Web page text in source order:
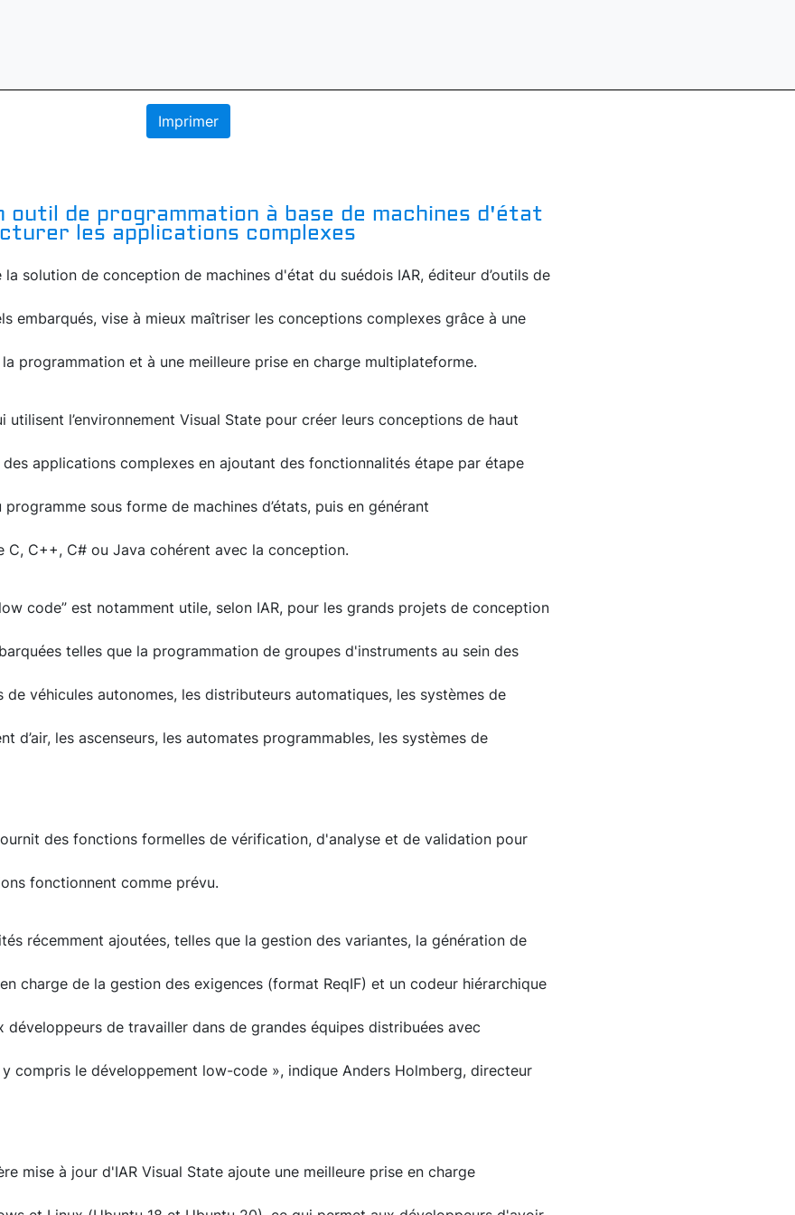
Imprimer
outil de programmation à base de machines d'état
les applications complexes
solution de conception de machines d'état du suédois IAR, éditeur d’outils de
embarqués, vise à mieux maîtriser les conceptions complexes grâce à une
programmation et à une meilleure prise en charge multiplateforme.
utilisent l’environnement Visual State pour créer leurs conceptions de haut
applications complexes en ajoutant des fonctionnalités étape par étape
sous forme de machines d’états, puis en générant
C, C++, C# ou Java cohérent avec la conception.
code” est notamment utile, selon IAR, pour les grands projets de conception
telles que la programmation de groupes d'instruments au sein des
de véhicules autonomes, les distributeurs automatiques, les systèmes de
d’air, les ascenseurs, les automates programmables, les systèmes de
des fonctions formelles de vérification, d'analyse et de validation pour
fonctionnent comme prévu.
récemment ajoutées, telles que la gestion des variantes, la génération de
charge de la gestion des exigences (format ReqIF) et un codeur hiérarchique
développeurs de travailler dans de grandes équipes distribuées avec
compris le développement low-code », indique Anders Holmberg, directeur
mise à jour d'IAR Visual State ajoute une meilleure prise en charge